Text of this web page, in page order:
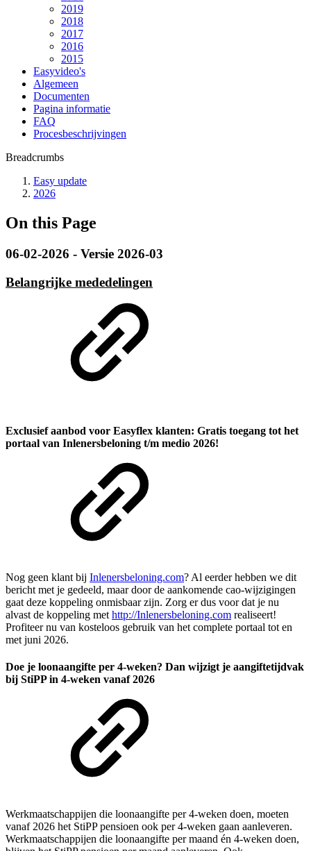
2019
2018
2017
2016
2015
Easyvideo's
Algemeen
Documenten
Pagina informatie
FAQ
Procesbeschrijvingen
Breadcrumbs
Easy update
2026
On this Page
06-02-2026 - Versie 2026-03
Belangrijke mededelingen
Exclusief aanbod voor Easyflex klanten: Gratis toegang tot het
portaal van Inlenersbeloning t/m medio 2026!
Nog geen klant bij Inlenersbeloning.com? Al eerder hebben we dit
bericht met je gedeeld, maar door de aankomende cao-wijzigingen
gaat deze koppeling onmisbaar zijn. Zorg er dus voor dat je nu
alvast de koppeling met http://Inlenersbeloning.com realiseert!
Profiteer nu van kosteloos gebruik van het complete portaal tot en
met juni 2026.
Doe je loonaangifte per 4-weken? Dan wijzigt je aangiftetijdvak
bij StiPP in 4-weken vanaf 2026
Werkmaatschappijen die loonaangifte per 4-weken doen, moeten
vanaf 2026 het StiPP pensioen ook per 4-weken gaan aanleveren.
Werkmaatschappijen die loonaangifte per maand én 4-weken doen,